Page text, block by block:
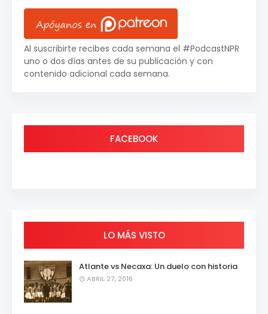
Al suscribirte recibes cada semana el #PodcastNPR
uno o dos días antes de su publicación y con
contenido adicional cada semana.
FACEBOOK
LO MÁS VISTO
Atlante vs Necaxa: Un duelo con historia
ABRIL 27, 2016